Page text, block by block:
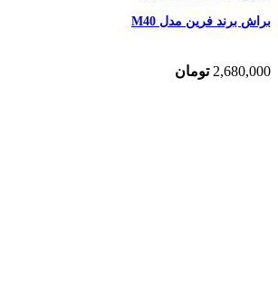
براش برند فرین مدل M40
2,680,000 تومان